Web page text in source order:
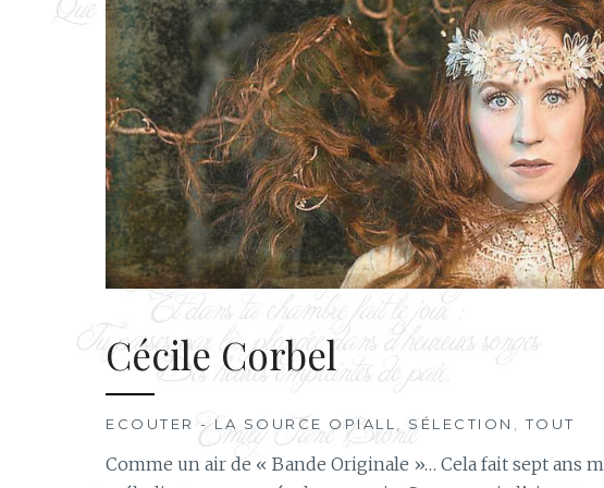
Cécile Corbel
ECOUTER - LA SOURCE OPIALL SÉLECTION ,TOUT
Comme un air de « Bande Originale »… Cela fait sept ans